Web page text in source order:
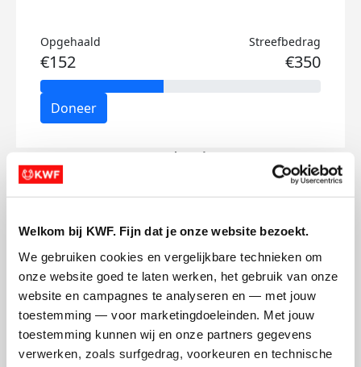
Welkom bij KWF. Fijn dat je onze website bezoekt.
We gebruiken cookies en vergelijkbare technieken om
onze website goed te laten werken, het gebruik van onze
website en campagnes te analyseren en — met jouw
toestemming — voor marketingdoeleinden. Met jouw
toestemming kunnen wij en onze partners gegevens
verwerken, zoals surfgedrag, voorkeuren en technische
Opgehaald
€152
Streefbedrag
€350
Doneer
Bas's badges